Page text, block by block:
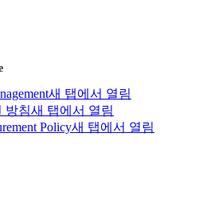
새 탭에서 열림
방침새 탭에서 열림
Policy새 탭에서 열림